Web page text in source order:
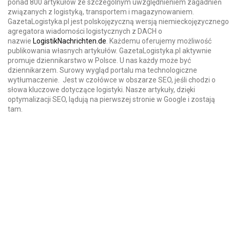
ponad 800 artykułów ze szczególnym uwzględnieniem zagadnień
związanych z logistyką, transportem i magazynowaniem.
GazetaLogistyka.pl jest polskojęzyczną wersją niemieckojęzycznego
agregatora wiadomości logistycznych z DACH o
nazwie LogistikNachrichten.de. Każdemu oferujemy możliwość
publikowania własnych artykułów. GazetaLogistyka.pl aktywnie
promuje dziennikarstwo w Polsce. U nas każdy może być
dziennikarzem. Surowy wygląd portalu ma technologiczne
wytłumaczenie. Jest w czołówce w obszarze SEO, jeśli chodzi o
słowa kluczowe dotyczące logistyki. Nasze artykuły, dzięki
optymalizacji SEO, lądują na pierwszej stronie w Google i zostają
tam.